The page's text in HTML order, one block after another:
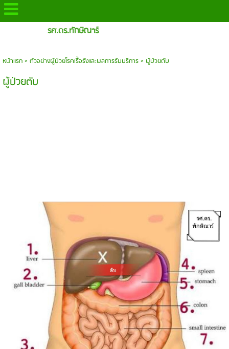
รศ.ดร.ทักษิณาร์
หน้าแรก> ตัวอย่างผู้ป่วยโรคเรื้อรังและผลการรับบริการ > ผู้ป่วยตับ
ผู้ป่วยตับ